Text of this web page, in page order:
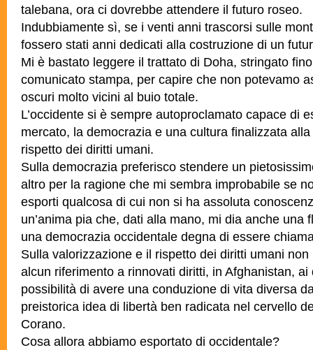
talebana, ora ci dovrebbe attendere il futuro roseo.
Indubbiamente sì, se i venti anni trascorsi sulle
fossero stati anni dedicati alla costruzione di un
Mi è bastato leggere il trattato di Doha, stringato
comunicato stampa, per capire che non potevamo
oscuri molto vicini al buio totale.
L’occidente si è sempre autoproclamato capace di
mercato, la democrazia e una cultura finalizzata
rispetto dei diritti umani.
Sulla democrazia preferisco stendere un
altro per la ragione che mi sembra improbabile se
esporti qualcosa di cui non si ha assoluta
un’anima pia che, dati alla mano, mi dia anche una
una democrazia occidentale degna di essere
Sulla valorizzazione e il rispetto dei diritti umani
alcun riferimento a rinnovati diritti, in Afghanistan,
possibilità di avere una conduzione di vita diversa
preistorica idea di libertà ben radicata nel cervello
Corano.
Cosa allora abbiamo esportato di occidentale?